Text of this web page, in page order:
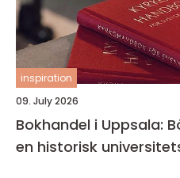
inspiration
09. July 2026
Bokhandel i Uppsala:
en historisk